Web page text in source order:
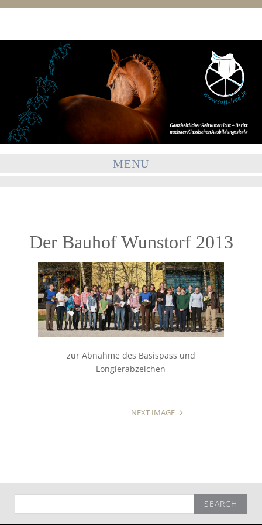
MENU
Der Bauhof Wunstorf 2013
zur Abnahme des Basispass und
Longierabzeichen
NEXT IMAGE
for: